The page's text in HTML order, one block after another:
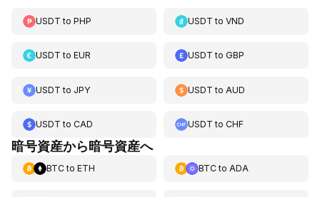
USDT to PHP USDT toVND
USDT to EUR USDT toGBP
USDT to JPY USDT to AUD
USDT to CAD USDT toCHF
暗号資産から暗号資産へ
BTCto ETH BTCto ADA